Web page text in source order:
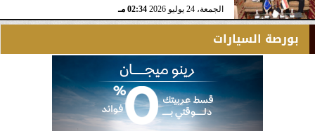
الجمعة، 24 يوليو 2026 02:34 مـ
بورصة السيارات